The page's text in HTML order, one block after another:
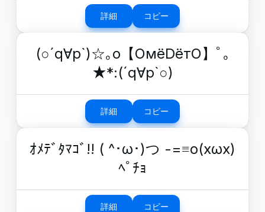
詳細 コピー
(○´q∀p`)☆｡o【OмёDётO】ﾟ｡
★*:(´q∀p`○)
詳細 コピー
ｵﾒﾃﾞﾀﾏｺﾞ!! ( ^･ω･)つ -=≡ο(xωx)
ﾍﾟﾁｮ
詳細 コピー